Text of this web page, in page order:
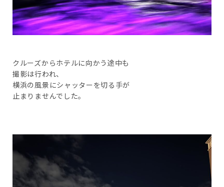
クルーズからホテルに向かう途中も
撮影は行われ、
横浜の風景にシャッターを切る手が
止まりませんでした。